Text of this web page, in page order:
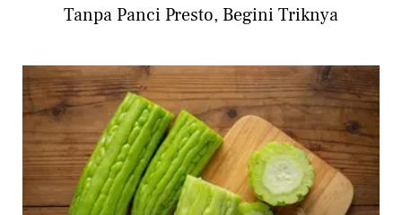
Tanpa Panci Presto, Begini Triknya